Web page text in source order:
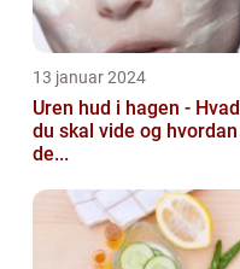
13 januar 2024
Uren hud i hagen - Hvad
du skal vide og hvordan
de...